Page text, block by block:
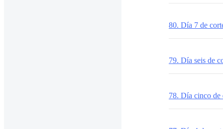
80. Día 7 de
79. Día seis de
78. Día cinco de